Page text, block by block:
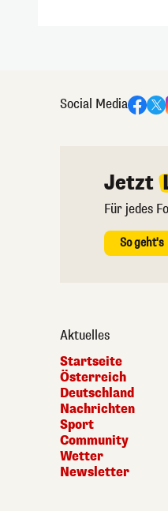
Social Media
Jetzt
Für jedes
So geht's
Aktuelles
Startseite
Österreich
Deutschland
Nachrichten
Sport
Community
Wetter
Newsletter